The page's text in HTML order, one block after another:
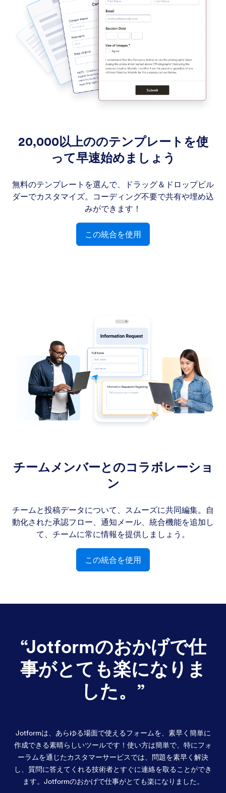
20,000以上ののテンプレートを使
って早速始めましょう
無料のテンプレートを選んで、ドラッグ＆ドロップビル
ダーでカスタマイズ。コーディング不要で共有や埋め込
みができます！
この統合を使用
チームメンバーとのコラボレーショ
ン
チームと投稿データについて、スムーズに共同編集。自
動化された承認フロー、通知メール、統合機能を追加し
て、チームに常に情報を提供しましょう。
この統合を使用
“Jotformのおかげで仕
事がとても楽になりま
した。 ”
Jotformは、あらゆる場面で使えるフォームを、素早く簡単に
作成できる素晴らしいツールです！使い方は簡単で、特にフォ
ーラムを通じたカスタマーサービスでは、問題を素早く解決
し、質問に答えてくれる技術者とすぐに連絡を取ることができ
ます。Jotformのおかげで仕事がとても楽になりました。